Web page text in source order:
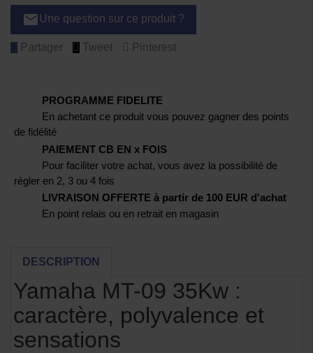
emailUne question sur ce produit ?
Partager Tweet Pinterest
PROGRAMME FIDELITE
En achetant ce produit vous pouvez gagner des points
de fidélité
PAIEMENT CB EN x FOIS
Pour faciliter votre achat, vous avez la possibilité de
régler en 2, 3 ou 4 fois
LIVRAISON OFFERTE à partir de 100 EUR d'achat
En point relais ou en retrait en magasin
DESCRIPTION
Yamaha MT-09 35Kw :
caractère, polyvalence et
sensations